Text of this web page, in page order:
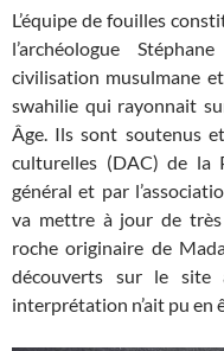
L’équipe de fouilles
l’archéologue
civilisation musulmane
swahilie qui rayonnait
Âge. Ils sont soutenus
culturelles (DAC) de la
général et par
va mettre à jour de
roche originaire de
découverts sur le site
interprétation n’ait pu en